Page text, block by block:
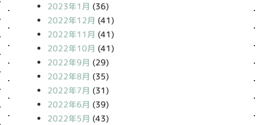
2023年1月 (36)
2022年12月 (41)
2022年11月 (41)
2022年10月 (41)
2022年9月 (29)
2022年8月 (35)
2022年7月 (31)
2022年6月 (39)
2022年5月 (43)